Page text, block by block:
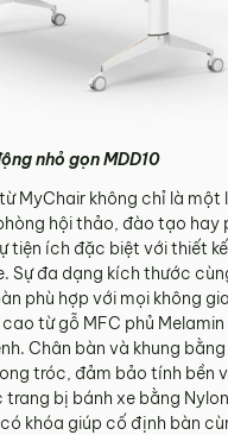
nhỏ gọn MDD10
MyChair không chỉ là
hội thảo, đào tạo hay
tiện ích đặc biệt với thiết
Sự đa dạng kích thước
phù hợp với mọi không
từ gỗ MFC phủ
Chân bàn và khung
tróc, đảm bảo tính bền
trang bị bánh xe bằng
khóa giúp cố định bàn